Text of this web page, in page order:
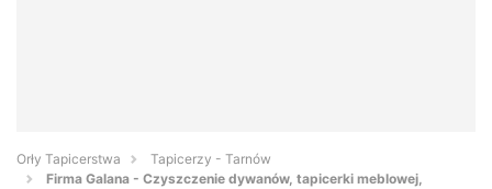
Orły Tapicerstwa
Tapicerzy - Tarnów
Firma Galana - Czyszczenie dywanów, tapicerki meblowej,